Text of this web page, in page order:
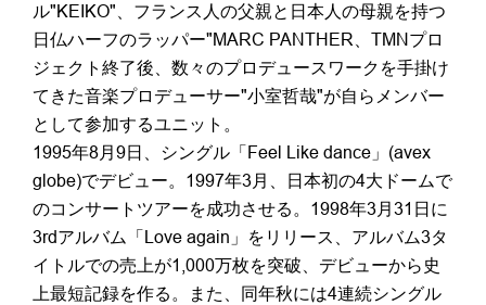
ル"KEIKO"、フランス人の父親と日本人の母親を持つ
日仏ハーフのラッパー"MARC PANTHER、TMNプロ
ジェクト終了後、数々のプロデュースワークを手掛け
てきた音楽プロデューサー"小室哲哉"が自らメンバー
として参加するユニット。
1995年8月9日、シングル「Feel Like dance」(avex
globe)でデビュー。1997年3月、日本初の4大ドームで
のコンサートツアーを成功させる。1998年3月31日に
3rdアルバム「Love again」をリリース、アルバム3タ
イトルでの売上が1,000万枚を突破、デビューから史
上最短記録を作る。また、同年秋には4連続シングル